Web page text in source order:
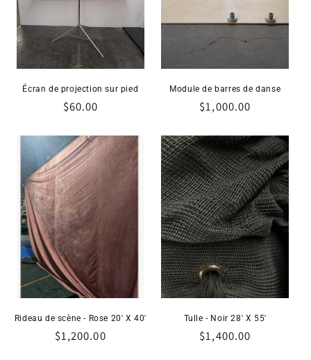
Écran de projection sur pied
Prix
$60.00
Module de barres de danse
Prix
$1,000.00
Rideau de scène - Rose 20' X 40'
Prix
$1,200.00
Tulle - Noir 28' X 55'
Prix
$1,400.00